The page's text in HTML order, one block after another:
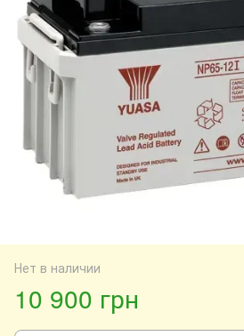
Нет в наличии
10 900 грн